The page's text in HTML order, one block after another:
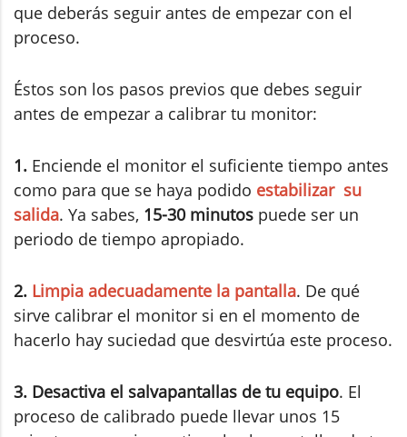
que deberás seguir antes de empezar con el
proceso.
Éstos son los pasos previos que debes seguir
antes de empezar a calibrar tu monitor:
1. Enciende el monitor el suficiente tiempo antes
como para que se haya podido estabilizar su
salida. Ya sabes, 15-30 minutos puede ser un
periodo de tiempo apropiado.
2. Limpia adecuadamente la pantalla. De qué
sirve calibrar el monitor si en el momento de
hacerlo hay suciedad que desvirtúa este proceso.
3. Desactiva el salvapantallas de tu equipo. El
proceso de calibrado puede llevar unos 15